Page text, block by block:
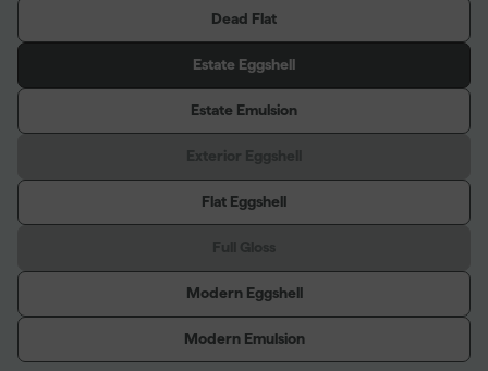
Dead Flat
Estate Eggshell
Estate Emulsion
Flat Eggshell
Modern Eggshell
Modern Emulsion